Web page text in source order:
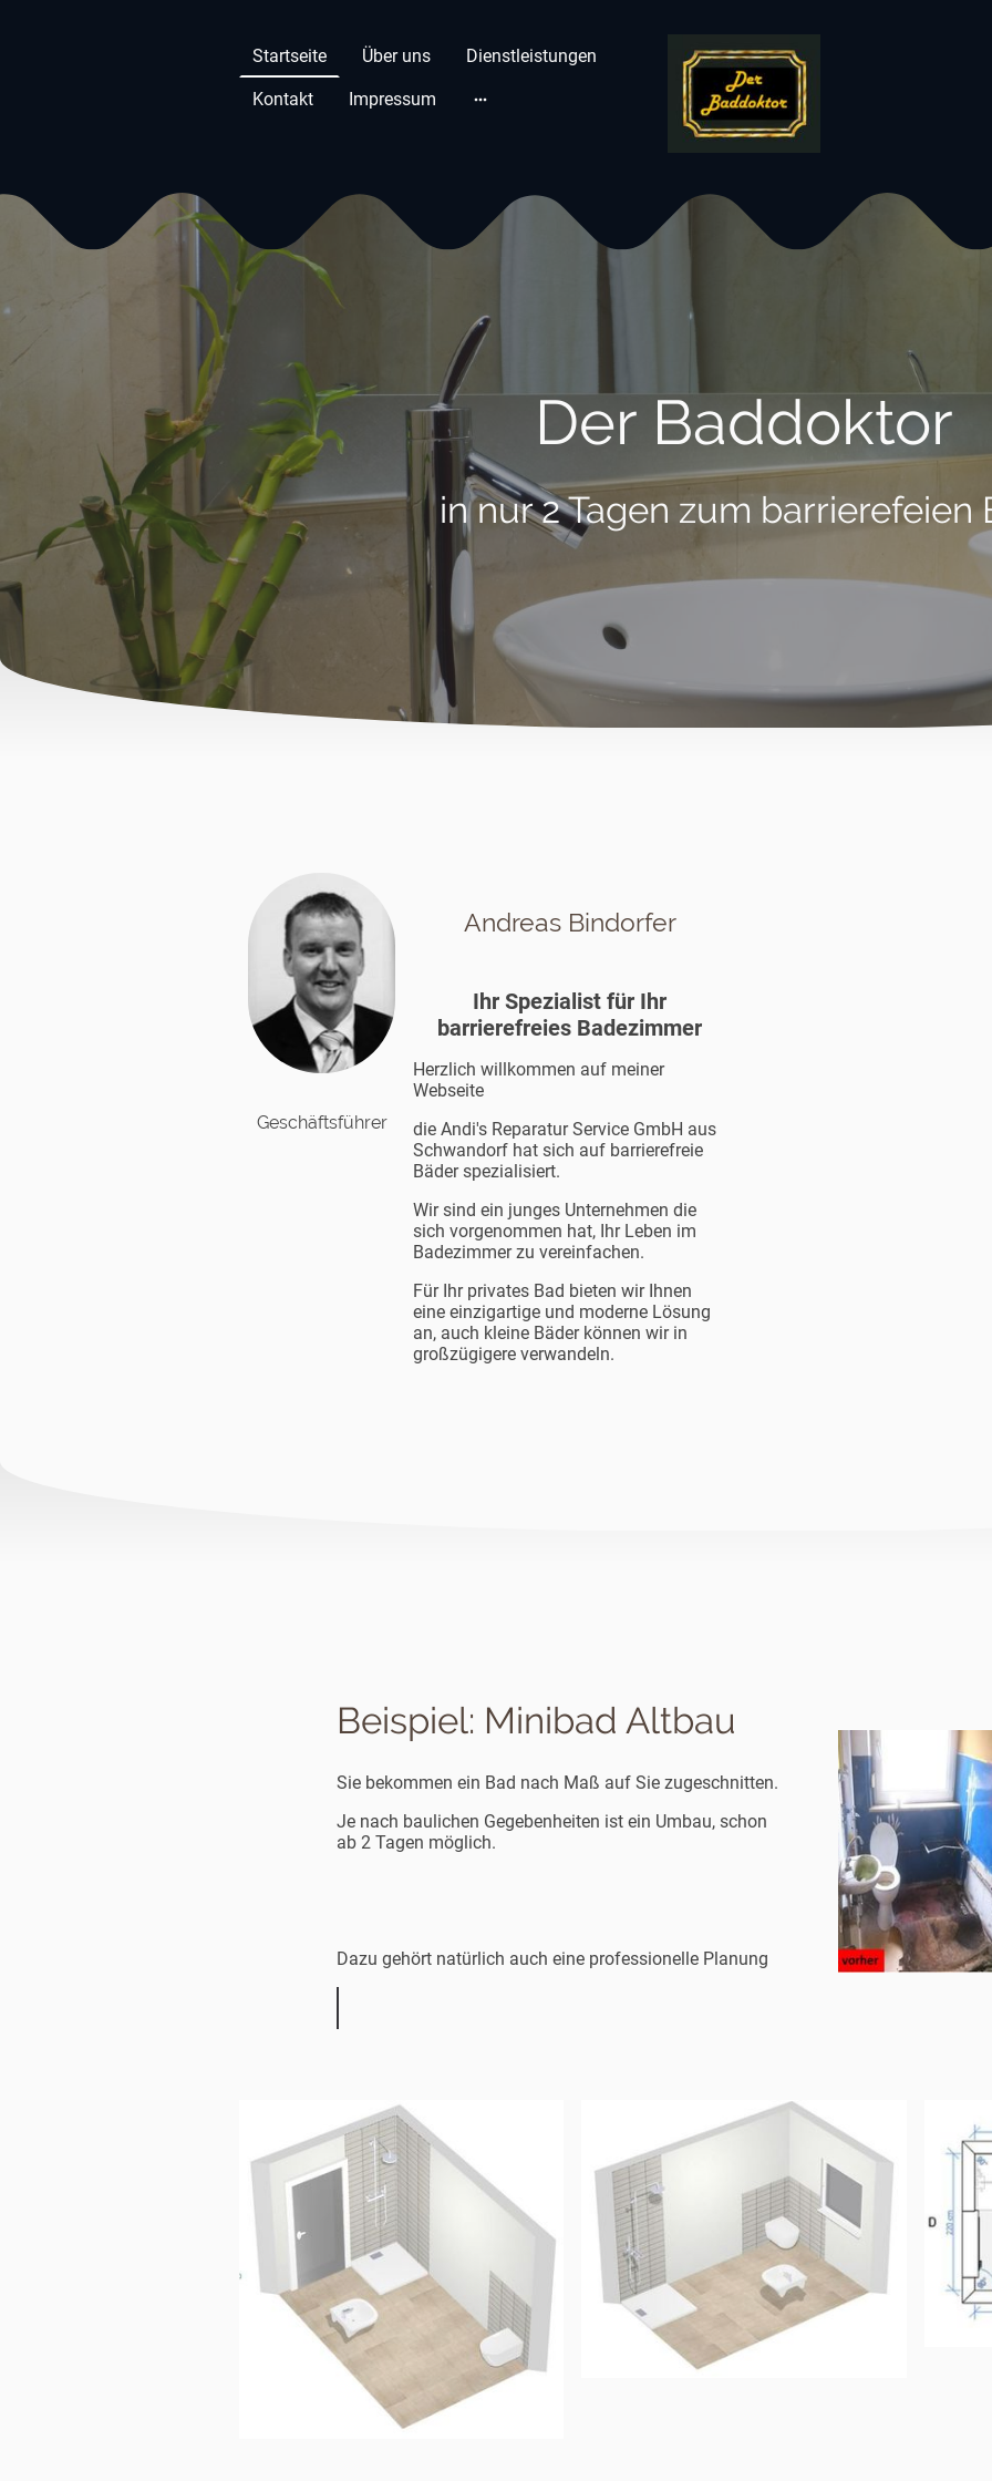
Startseite Über uns Dienstleistungen
Kontakt Impressum
Der Baddoktor
in nur 2 Tagen zum barrierefeien
Geschäftsführer
Andreas Bindorfer
Ihr Spezialist für Ihr
barrierefreies Badezimmer
Herzlich willkommen auf meiner
Webseite
die Andi's Reparatur Service GmbH aus
Schwandorf hat sich auf barrierefreie
Bäder spezialisiert.
Wir sind ein junges Unternehmen die
sich vorgenommen hat, Ihr Leben im
Badezimmer zu vereinfachen.
Für Ihr privates Bad bieten wir Ihnen
eine einzigartige und moderne Lösung
an, auch kleine Bäder können wir in
großzügigere verwandeln.
Beispiel: Minibad Altbau
Sie bekommen ein Bad nach Maß auf Sie zugeschnitten.
Je nach baulichen Gegebenheiten ist ein Umbau, schon
ab 2 Tagen möglich.
Dazu gehört natürlich auch eine professionelle Planung